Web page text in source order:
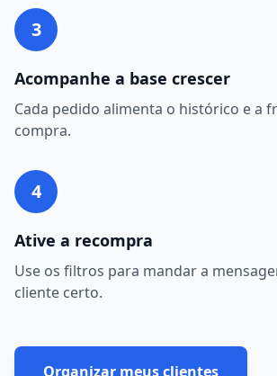
3
Acompanhe a base crescer
Cada pedido alimenta o histórico e a
compra.
4
Ative a recompra
Use os filtros para mandar a
cliente certo.
Organizar meus clientes